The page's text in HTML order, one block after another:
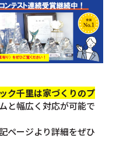
ク千里は家づくりのプ
と幅広く対応が可能で
ページより詳細をぜひ